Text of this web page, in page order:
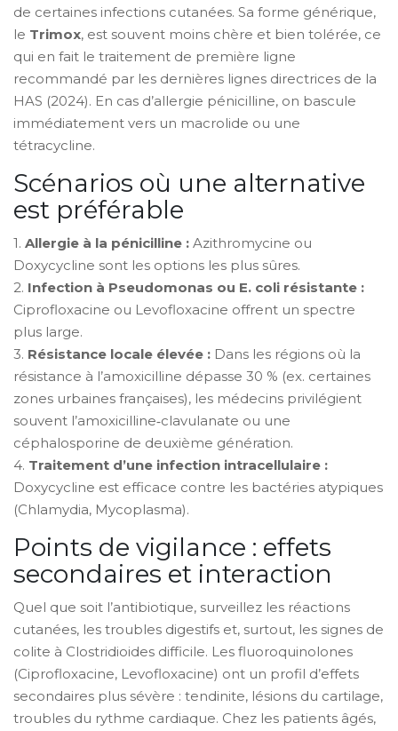
de certaines infections cutanées. Sa forme générique,
le Trimox, est souvent moins chère et bien tolérée, ce
qui en fait le traitement de première ligne
recommandé par les dernières lignes directrices de la
HAS (2024). En cas d’allergie pénicilline, on bascule
immédiatement vers un macrolide ou une
tétracycline.
Scénarios où une alternative
est préférable
1. Allergie à la pénicilline : Azithromycine ou
Doxycycline sont les options les plus sûres.
2. Infection à Pseudomonas ou E. coli résistante :
Ciprofloxacine ou Levofloxacine offrent un spectre
plus large.
3. Résistance locale élevée : Dans les régions où la
résistance à l’amoxicilline dépasse 30 % (ex. certaines
zones urbaines françaises), les médecins privilégient
souvent l’amoxicilline‑clavulanate ou une
céphalosporine de deuxième génération.
4. Traitement d’une infection intracellulaire :
Doxycycline est efficace contre les bactéries atypiques
(Chlamydia, Mycoplasma).
Points de vigilance : effets
secondaires et interaction
Quel que soit l’antibiotique, surveillez les réactions
cutanées, les troubles digestifs et, surtout, les signes de
colite à Clostridioides difficile. Les fluoroquinolones
(Ciprofloxacine, Levofloxacine) ont un profil d’effets
secondaires plus sévère : tendinite, lésions du cartilage,
troubles du rythme cardiaque. Chez les patients âgés,